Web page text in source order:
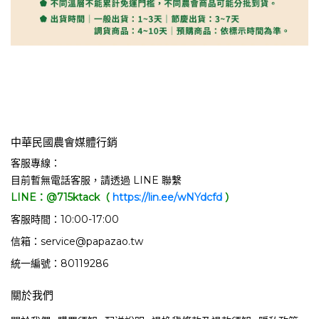
中華民國農會媒體行銷
客服專線：
目前暫無電話客服，請透過 LINE 聯繫
LINE：@715ktack（ https://lin.ee/wNYdcfd ）
客服時間：10:00-17:00
信箱：service@papazao.tw
統一編號：80119286
關於我們